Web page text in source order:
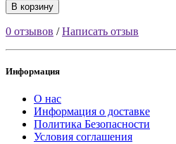
В корзину
0 отзывов /Написать отзыв
Информация
О нас
Информация о доставке
Политика Безопасности
Условия соглашения